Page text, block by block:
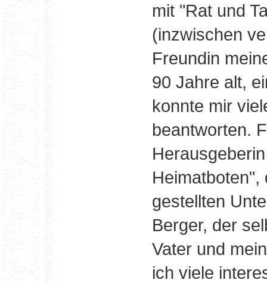
mit "Rat und
(inzwischen
Freundin
90 Jahre alt,
konnte mir
beantworten.
Heimatboten",
gestellten
Berger, der
Vater und
ich viele